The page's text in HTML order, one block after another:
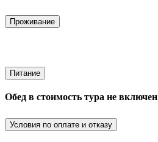
Проживание
Питание
Обед в стоимость тура не включен
Условия по оплате и отказу